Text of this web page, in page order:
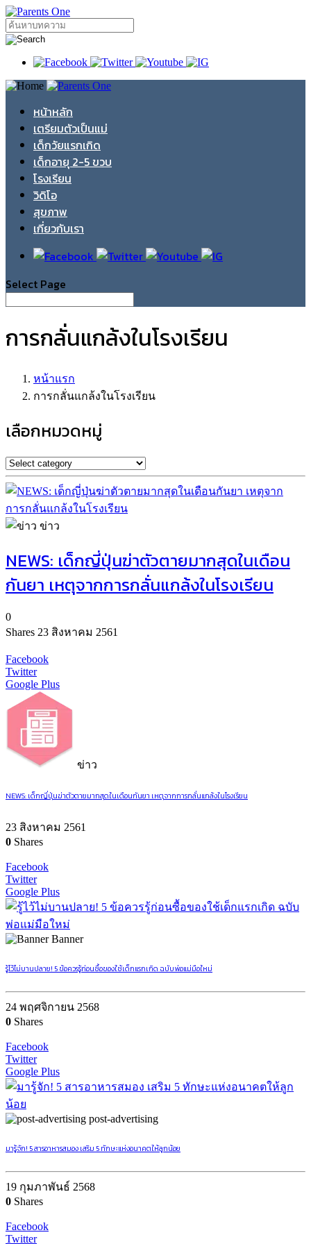
หน้าหลัก
เตรียมตัวเป็นแม่
เด็กวัยแรกเกิด
เด็กอายุ 2-5 ขวบ
โรงเรียน
วิดิโอ
สุขภาพ
เกี่ยวกับเรา
Select Page
การกลั่นแกล้งในโรงเรียน
หน้าแรก
การกลั่นแกล้งในโรงเรียน
เลือกหมวดหมู่
ข่าว
NEWS: เด็กญี่ปุ่นฆ่าตัวตายมากสุดในเดือน
กันยา เหตุจากการกลั่นแกล้งในโรงเรียน
0
Shares 23 สิงหาคม 2561
Facebook
Twitter
Google Plus
ข่าว
NEWS: เด็กญี่ปุ่นฆ่าตัวตายมากสุดในเดือนกันยา เหตุจากการกลั่นแกล้งในโรงเรียน
23 สิงหาคม 2561
0 Shares
Facebook
Twitter
Google Plus
Banner
รู้ไว้ไม่บานปลาย! 5 ข้อควรรู้ก่อนซื้อของใช้เด็กแรกเกิด ฉบับพ่อแม่มือใหม่
24 พฤศจิกายน 2568
0 Shares
Facebook
Twitter
Google Plus
post-advertising
มารู้จัก! 5 สารอาหารสมอง เสริม 5 ทักษะแห่งอนาคตให้ลูกน้อย
19 กุมภาพันธ์ 2568
0 Shares
Facebook
Twitter